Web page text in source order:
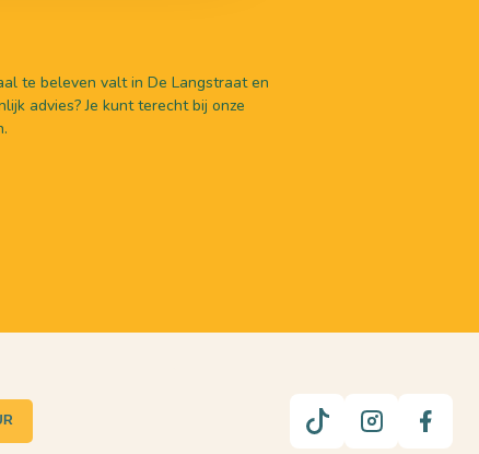
te beleven valt in De Langstraat en
advies? Je kunt terecht bij onze